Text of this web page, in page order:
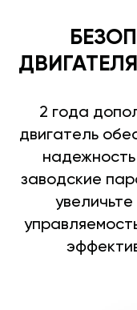
2 года
двигатель
заводские